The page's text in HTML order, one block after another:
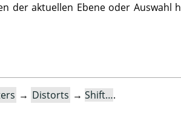
der aktuellen Ebene oder Auswahl
→ Distorts → Shift….